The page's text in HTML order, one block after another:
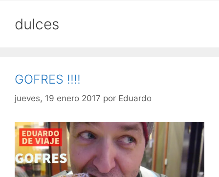
dulces
GOFRES !!!!
jueves, 19 enero 2017 por Eduardo